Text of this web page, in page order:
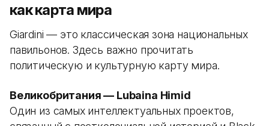
как карта мира
Giardini — это классическая зона национальных
павильонов. Здесь важно прочитать
политическую и культурную карту мира.
Великобритания — Lubaina Himid
Один из самых интеллектуальных проектов,